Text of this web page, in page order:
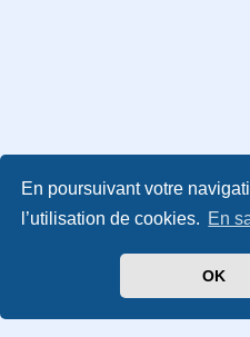
En poursuivant votre
l’utilisation de cookies. En
OK